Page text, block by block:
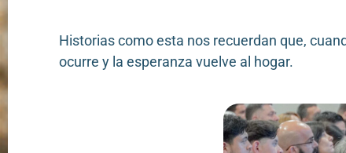
Historias como esta nos recuerdan que,
ocurre y la esperanza vuelve al hogar.